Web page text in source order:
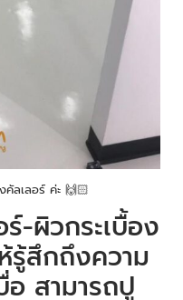
คัลเลอร์ ค่ะ 🙌🏻
-ผิวกระเบื้อง
รู้สึกถึงความ
อ สามารถปู